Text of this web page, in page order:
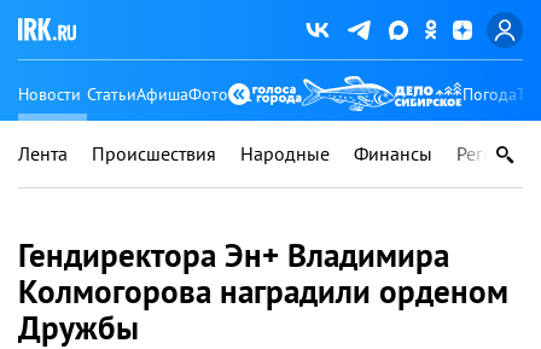
Новости СтатьиАфишаФото Погода
Лента Происшествия Народные Финансы Регионы
Гендиректора Эн+ Владимира
Колмогорова наградили орденом
Дружбы